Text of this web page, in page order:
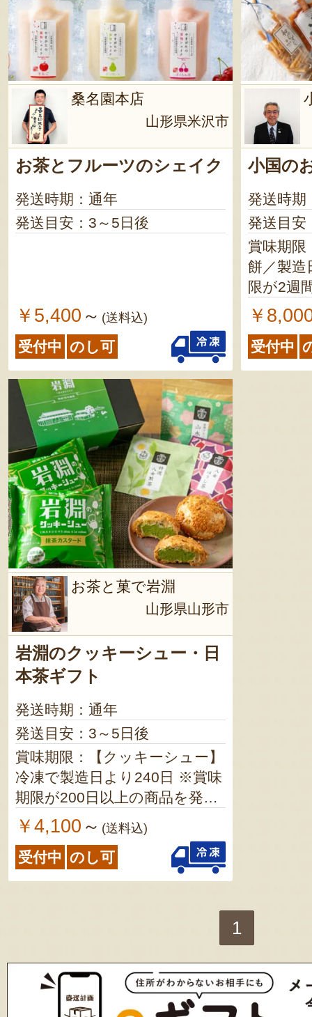
桑名園本店
山形県米沢市
お茶とフルーツのシェイク
発送時期：通年
発送目安：3～5日後
￥5,400 ～ (送料込)
受付中 のし可
小国の
発送時期
発送目安
賞味期
餅／製造日
限が2週
ます 短角牛カレー／製造日よ
り1年 ※賞味期限が2ヶ月以上
の商品を発
煮／製造日
￥
受付中
お茶と菓で岩淵
山形県山形市
岩淵のクッキーシュー・日
本茶ギフト
発送時期：通年
発送目安：3～5日後
賞味期限：【クッキーシュー】
冷凍で製造日より240日 ※賞味
期限が200日以上の商品を発送
します 【日本茶】 製造日より1
年 ※賞味期限が8ヶ月以上の商
品を発送します
￥4,100 ～ (送料込)
受付中 のし可
1